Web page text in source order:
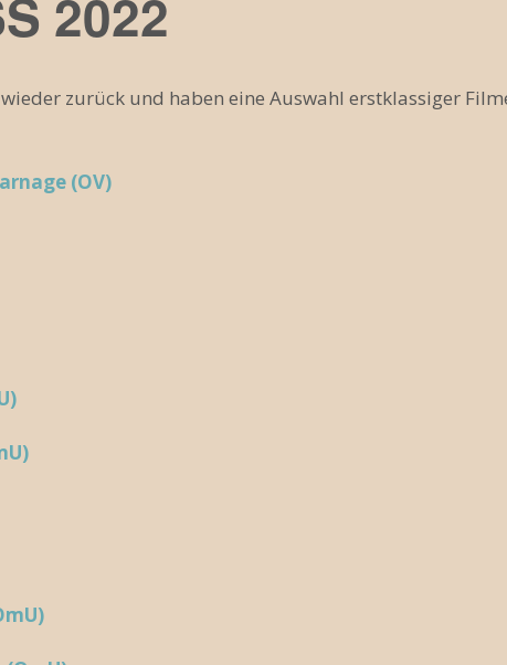
2022
zurück und haben eine Auswahl erstklassiger
(OV)